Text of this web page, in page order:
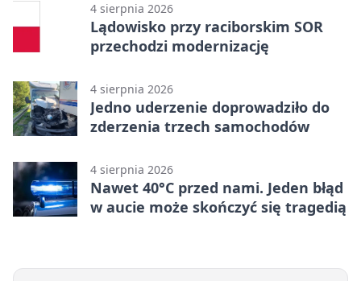
4 sierpnia 2026
Lądowisko przy raciborskim SOR
przechodzi modernizację
4 sierpnia 2026
Jedno uderzenie doprowadziło do
zderzenia trzech samochodów
4 sierpnia 2026
Nawet 40°C przed nami. Jeden błąd
w aucie może skończyć się tragedią